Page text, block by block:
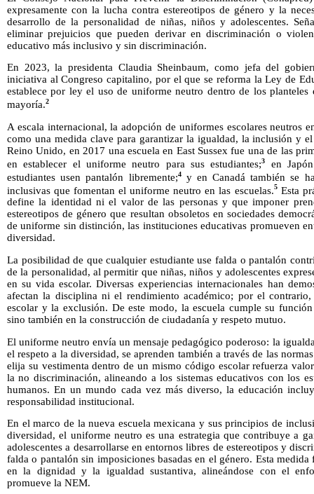
expresamente con la lucha contra estereotipos de género y la
desarrollo de la personalidad de niñas, niños y adolescentes.
eliminar prejuicios que pueden derivar en discriminación o
educativo más inclusivo y sin discriminación.
En 2023, la presidenta Claudia Sheinbaum, como jefa del
iniciativa al Congreso capitalino, por el que se reforma la Ley de
establece por ley el uso de uniforme neutro dentro de los
mayoría.2
A escala internacional, la adopción de uniformes escolares neutros
como una medida clave para garantizar la igualdad, la inclusión y
Reino Unido, en 2017 una escuela en East Sussex fue una de las
en establecer el uniforme neutro para sus estudiantes;3
en
estudiantes usen pantalón libremente;4y en Canadá también se
inclusivas que fomentan el uniforme neutro en las escuelas.5Esta
define la identidad ni el valor de las personas y que imponer
estereotipos de género que resultan obsoletos en sociedades
de uniforme sin distinción, las instituciones educativas promueven
diversidad.
La posibilidad de que cualquier estudiante use falda o pantalón
de la personalidad, al permitir que niñas, niños y adolescentes
en su vida escolar. Diversas experiencias internacionales han
afectan la disciplina ni el rendimiento académico; por el
escolar y la exclusión. De este modo, la escuela cumple su
sino también en la construcción de ciudadanía y respeto mutuo.
El uniforme neutro envía un mensaje pedagógico poderoso: la
el respeto a la diversidad, se aprenden también a través de las
elija su vestimenta dentro de un mismo código escolar refuerza
la no discriminación, alineando a los sistemas educativos con los
humanos. En un mundo cada vez más diverso, la educación
responsabilidad institucional.
En el marco de la nueva escuela mexicana y sus principios de
diversidad, el uniforme neutro es una estrategia que contribuye a
adolescentes a desarrollarse en entornos libres de estereotipos y
falda o pantalón sin imposiciones basadas en el género. Esta
en la dignidad y la igualdad sustantiva, alineándose con el
promueve la NEM.